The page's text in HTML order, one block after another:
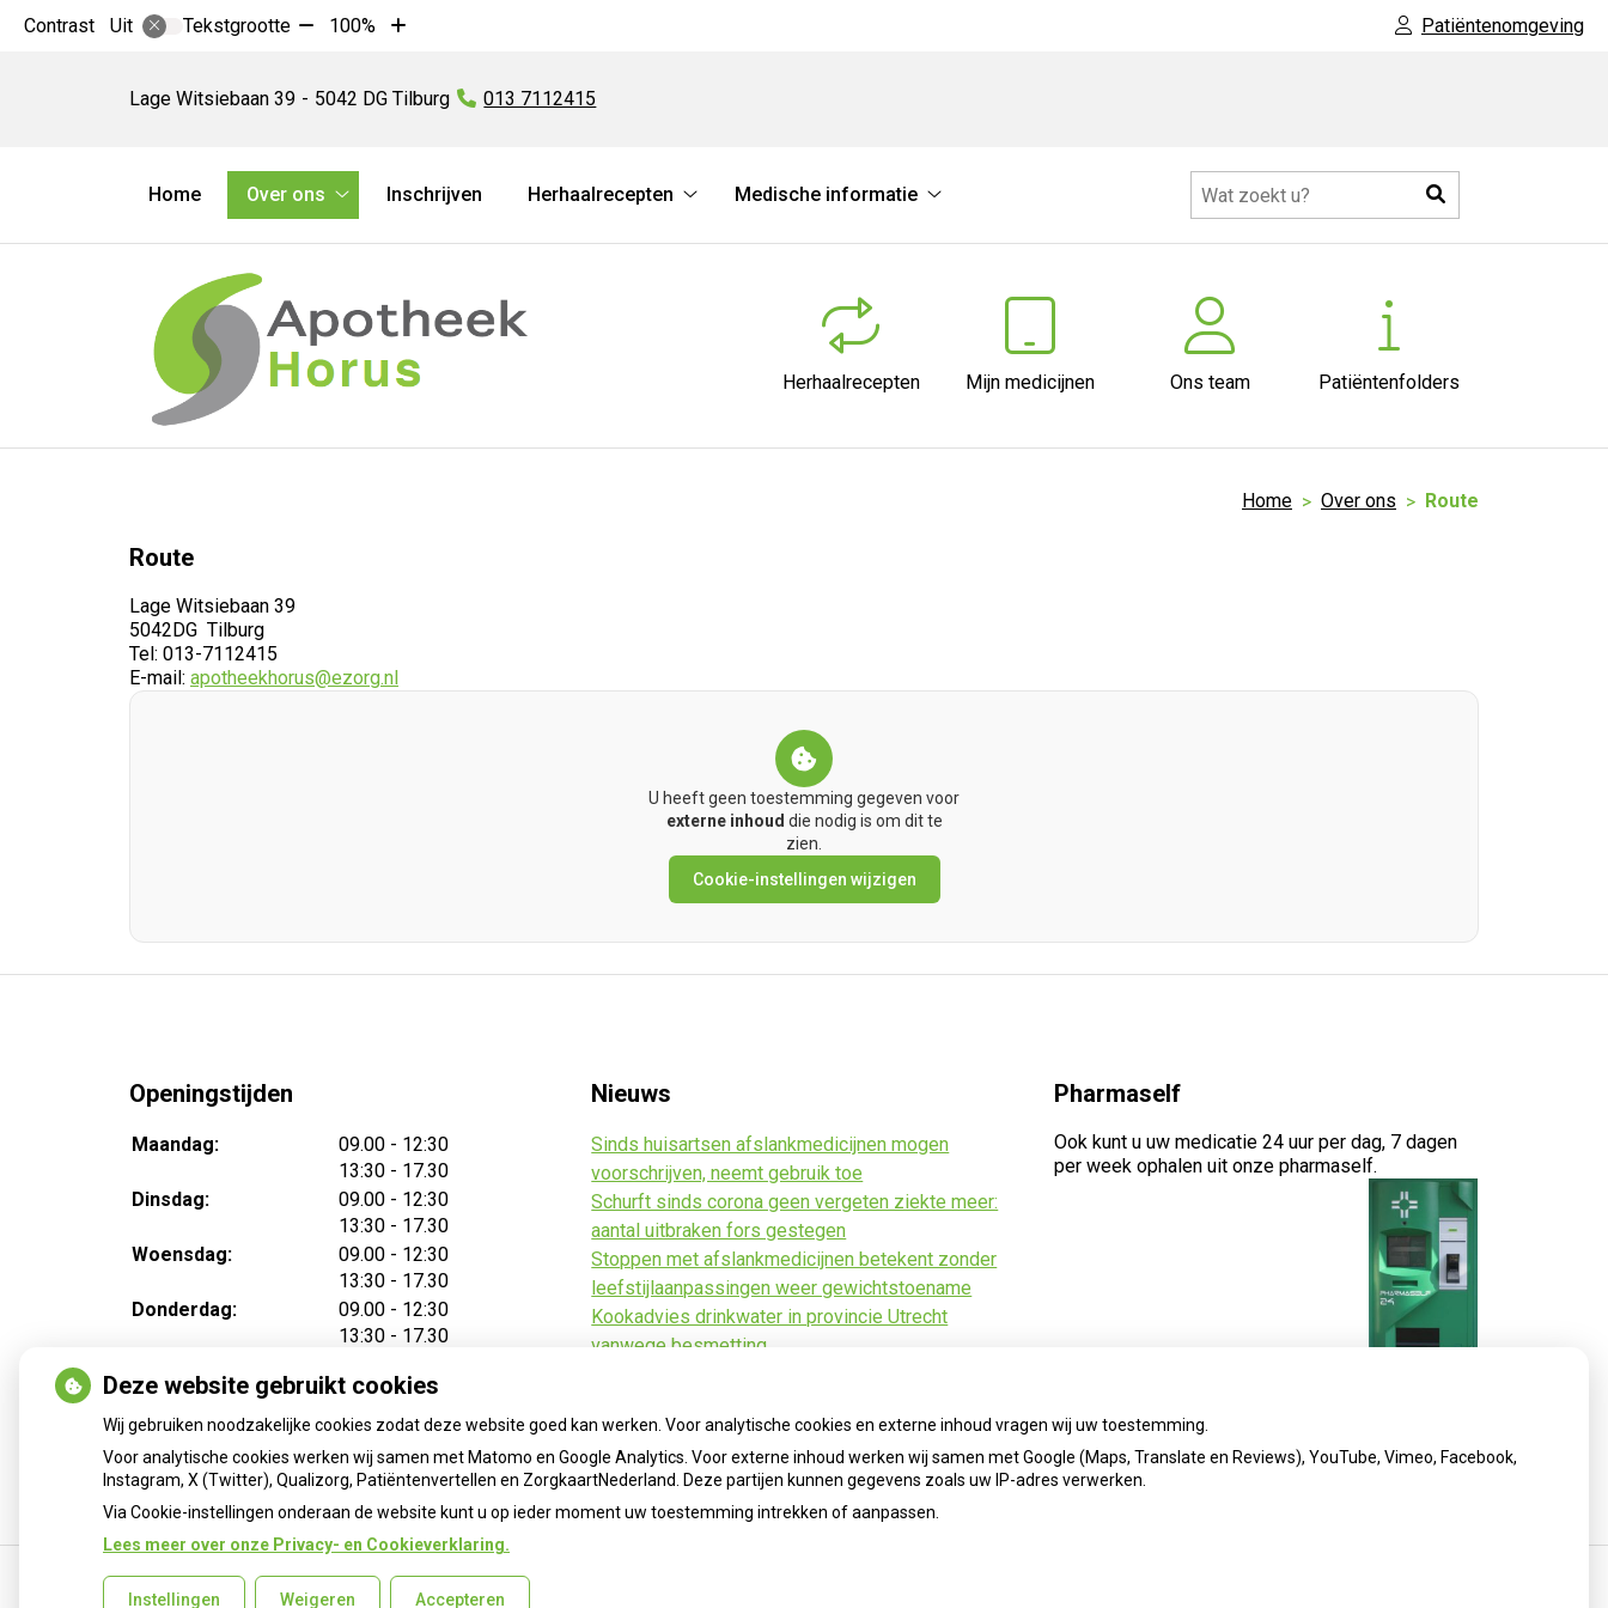
Contrast Uit Tekstgrootte Tekst
10%
100%
Tekst
10%
Patiëntenomgeving
Lage Witsiebaan 39 5042 DG Tilburg Tel:
013 7112415
Hoofdmenu
Home
Over ons
Over
ons
Inschrijven
Herhaalrecepten
submenu
Medische informatie
informatie
Zoeken
Herhaalrecepten Mijn medicijnen Ons team Patiëntenfolders
Home Over ons Route
Route
Lage Witsiebaan 39
5042DG Tilburg
Tel: 013-7112415
E-mail: apotheekhorus@ezorg.nl
U heeft geen toestemming gegeven voor
externe inhoud die nodig is om dit te
zien.
Cookie-instellingen wijzigen
Openingstijden
Maandag: 09.00 tot
- 12:30
13:30 tot
- 17.30
Dinsdag:
09.00 tot
- 12:30
13:30 tot
- 17.30
Woensdag:
09.00 tot
- 12:30
13:30 tot
- 17.30
Donderdag:
09.00 tot
- 12:30
13:30 tot
- 17.30
13:30tot
- 17.30
Nieuws
Sinds huisartsen afslankmedicijnen mogen
voorschrijven, neemt gebruik toe
Schurft sinds corona geen vergeten ziekte meer:
aantal uitbraken fors gestegen
Stoppen met afslankmedicijnen betekent zonder
leefstijlaanpassingen weer gewichtstoename
Kookadvies drinkwater in provincie Utrecht
vanwege besmetting
Pharmaself
Ook kunt u uw medicatie 24 uur per dag, 7 dagen
per week ophalen uit onze pharmaself.
Deze website gebruikt cookies
Wij gebruiken noodzakelijke cookies zodat deze website goed kan werken. Voor analytische cookies en externe inhoud vragen wij uw toestemming.
Voor analytische cookies werken wij samen met Matomo en Google Analytics. Voor externe inhoud werken wij samen met Google (Maps, Translate en Reviews), YouTube, Vimeo, Facebook,
Instagram, X (Twitter), Qualizorg, Patiëntenvertellen en ZorgkaartNederland. Deze partijen kunnen gegevens zoals uw IP-adres verwerken.
Via Cookie-instellingen onderaan de website kunt u op ieder moment uw toestemming intrekken of aanpassen.
Lees meer over onze Privacy- en Cookieverklaring.
Instellingen Weigeren Accepteren